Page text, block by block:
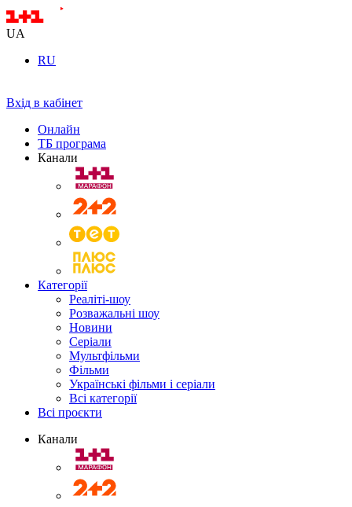
UA
RU
Вхід в кабінет
Онлайн
ТБ програма
Канали
Категорії
Реаліті-шоу
Розважальні шоу
Новини
Серіали
Мультфільми
Фільми
Українські фільми і серіали
Всі категорії
Всі проєкти
Канали